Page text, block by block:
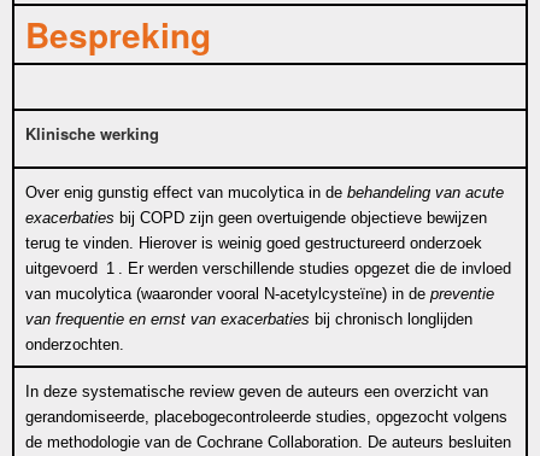
Bespreking
Klinische werking
Over enig gunstig effect van mucolytica in de behandeling van acute
exacerbaties bij COPD zijn geen overtuigende objectieve bewijzen
terug te vinden. Hierover is weinig goed gestructureerd onderzoek
uitgevoerd 1
. Er werden verschillende studies opgezet die de invloed
van mucolytica (waaronder vooral N-acetylcysteïne) in de preventie
van frequentie en ernst van exacerbaties bij chronisch longlijden
onderzochten.
In deze systematische review geven de auteurs een overzicht van
gerandomiseerde, placebogecontroleerde studies, opgezocht volgens
de methodologie van de Cochrane Collaboration. De auteurs besluiten